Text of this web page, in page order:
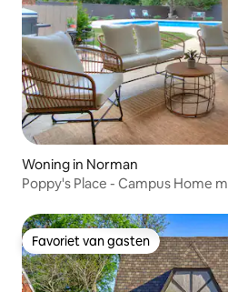
Woning in Norman
Poppy's Place - Campus Home
Favoriet van gasten
Favoriet van gasten